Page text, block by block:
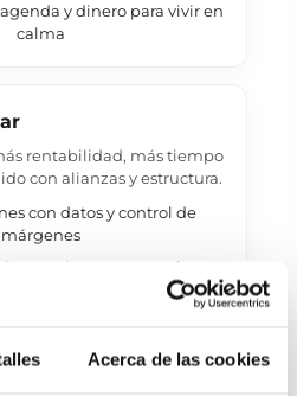
Acerca de las cookies
y dinero para vivir en
calma
rentabilidad, más tiempo
con alianzas y estructura.
con datos y control de
márgenes
y automatizar
y pipeline dentro de